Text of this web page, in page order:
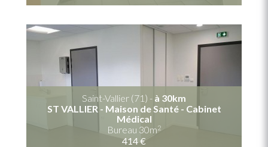
Saint-Vallier (71) - à 30km
ST VALLIER - Maison de Santé - Cabinet
Médical
Bureau 30m2
414 €